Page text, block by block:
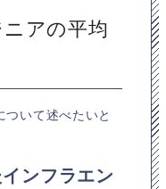
アの平均
いて述べたいと
ンフラエン